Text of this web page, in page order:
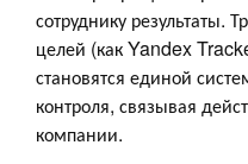
сотруднику результаты.
целей (как Yandex
становятся единой
контроля, связывая
компании.